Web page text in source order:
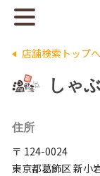
店舗検索トップ
しゃ
住所
〒 124-0024
東京都葛飾区 新小